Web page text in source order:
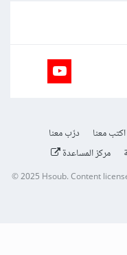
اكتب معنا
درّب معنا
مركز المساعدة
© 2025 Hsoub.Content